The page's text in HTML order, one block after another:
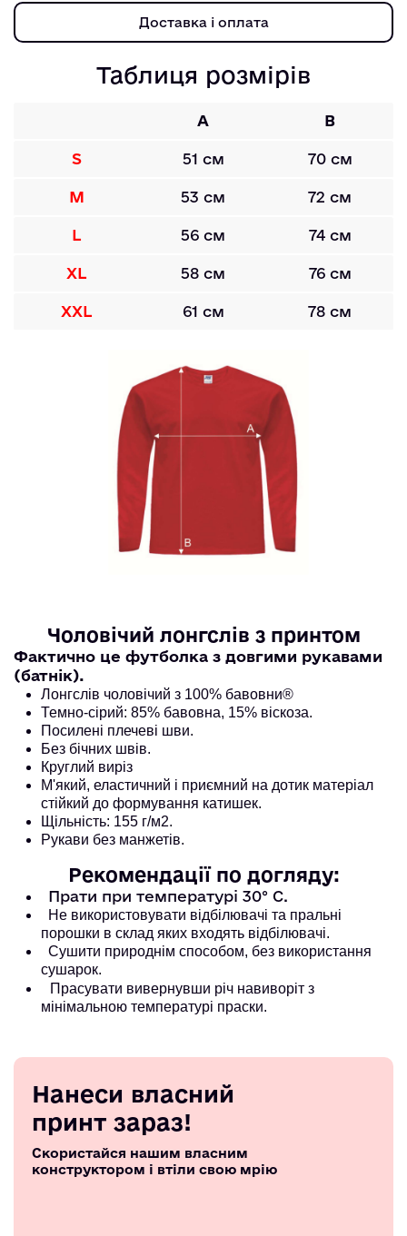
Доставка і оплата
Таблиця розмірів
A B
S 51 см 70 см
M 53 см 72 см
L 56 см 74 см
XL 58 см 76 см
XXL 61 см 78 см
Чоловічий лонгслів з принтом
Фактично це футболка з довгими рукавами
(батнік).
Лонгслів чоловічий з 100% бавовни®
Темно-сірий: 85% бавовна, 15% віскоза.
Посилені плечеві шви.
Без бічних швів.
Круглий виріз
М'який, еластичний і приємний на дотик матеріал
стійкий до формування катишек.
Щільність: 155 г/м2.
Рукави без манжетів.
Рекомендації по догляду:
Прати при температурі 30° С.
Не використовувати відбілювачі та пральні
порошки в склад яких входять відбілювачі.
Сушити природнім способом, без використання
сушарок.
Прасувати вивернувши річ навиворіт з
мінімальною температурі праски.
Нанеси власний
принт зараз!
Скористайся нашим власним
конструктором і втіли свою мрію